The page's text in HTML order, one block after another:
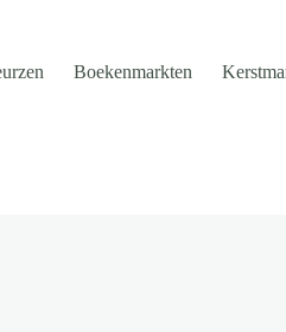
Boekenmarkten